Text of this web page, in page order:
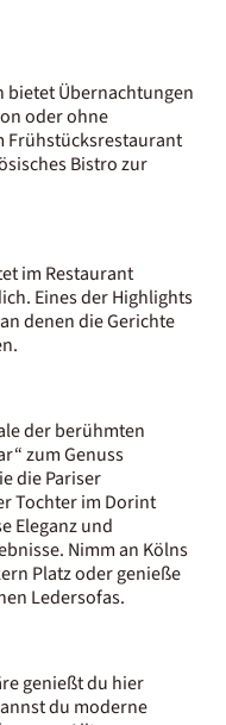
bietet Übernachtungen
oder ohne
Frühstücksrestaurant
Bistro zur
im Restaurant
Eines der Highlights
denen die Gerichte
der berühmten
zum Genuss
die Pariser
Tochter im Dorint
Eleganz und
Nimm an Kölns
Platz oder genieße
Ledersofas.
genießt du hier
du moderne